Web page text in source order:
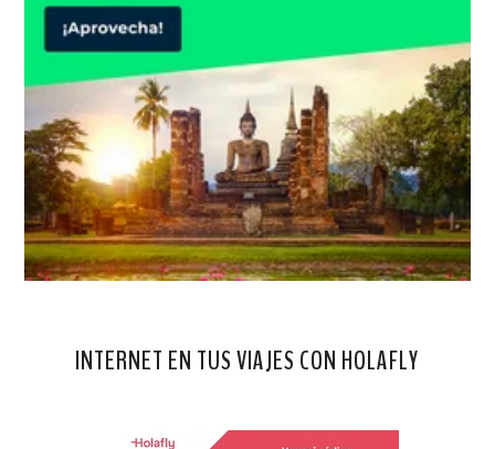
INTERNET EN TUS VIAJES CON HOLAFLY